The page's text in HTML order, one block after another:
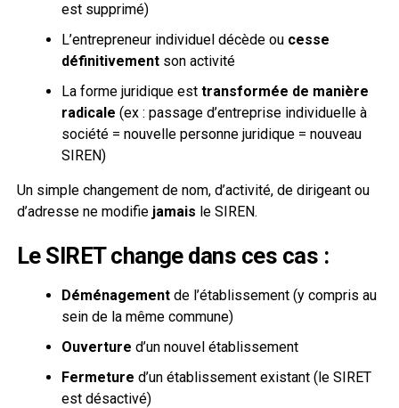
est supprimé)
L’entrepreneur individuel décède ou cesse
définitivementson activité
La forme juridique est transformée de manière
radicale (ex : passage d’entreprise individuelle à
société = nouvelle personne juridique = nouveau
SIREN)
Un simple changement de nom, d’activité, de dirigeant ou
d’adresse ne modifie jamais le SIREN.
Le SIRET change dans ces cas :
Déménagementde l’établissement (y compris au
sein de la même commune)
Ouverture d’un nouvel établissement
Fermeture d’un établissement existant (le SIRET
est désactivé)